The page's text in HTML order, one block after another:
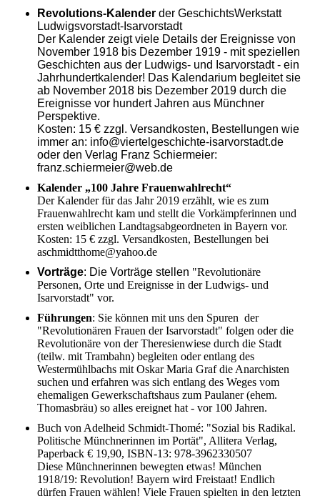
Revolutions-Kalender derGeschichtsWerkstatt
Ludwigsvorstadt-Isarvorstadt
Der Kalender zeigt viele Details der Ereignisse von
November 1918 bis Dezember 1919 - mit speziellen
Geschichten aus der Ludwigs- und Isarvorstadt - ein
Jahrhundertkalender! Das Kalendarium begleitet sie
ab November 2018 bis Dezember 2019 durch die
Ereignisse vor hundert Jahren aus Münchner
Perspektive.
Kosten: 15 € zzgl. Versandkosten, Bestellungen wie
immer an: info@viertelgeschichte-isarvorstadt.de
oder den Verlag Franz Schiermeier:
franz.schiermeier@web.de
Kalender „100 Jahre Frauenwahlrecht“
Der Kalender für das Jahr 2019 erzählt, wie es zum
Frauenwahlrecht kam und stellt die Vorkämpferinnen und
ersten weiblichen Landtagsabgeordneten in Bayern vor.
Kosten: 15 € zzgl. Versandkosten, Bestellungen bei
aschmidtthome@yahoo.de
Vorträge: Die Vorträge stellen "Revolutionäre
Personen, Orte und Ereignisse in der Ludwigs- und
Isarvorstadt" vor.
Führungen: Sie können mit uns den Spuren der
"Revolutionären Frauen der Isarvorstadt" folgen oder die
Revolutionäre von der Theresienwiese durch die Stadt
(teilw. mit Trambahn) begleiten oder entlang des
Westermühlbachs mit Oskar Maria Graf die Anarchisten
suchen und erfahren was sich entlang des Weges vom
ehemaligen Gewerkschaftshaus zum Paulaner (ehem.
Thomasbräu) so alles ereignet hat - vor 100 Jahren.
Buch von Adelheid Schmidt-Thomé: "Sozial bis Radikal.
Politische Münchnerinnen im Portät", Allitera Verlag,
Paperback € 19,90, ISBN-13: 978-3962330507
Diese Münchnerinnen bewegten etwas! München
1918/19: Revolution! Bayern wird Freistaat! Endlich
dürfen Frauen wählen! Viele Frauen spielten in den letzten